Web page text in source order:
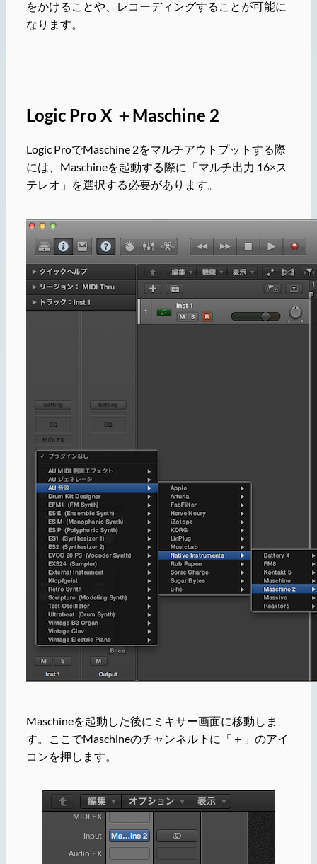
をかけることや、レコーディングすることが可能に
なります。
Logic Pro X ＋Maschine 2
Logic ProでMaschine 2をマルチアウトプットする際
には、Maschineを起動する際に「マルチ出力 16×ス
テレオ」を選択する必要があります。
Maschineを起動した後にミキサー画面に移動しま
す。ここでMaschineのチャンネル下に「＋」のアイ
コンを押します。